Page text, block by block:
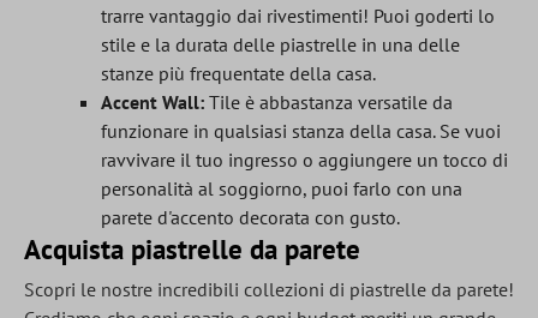
trarre vantaggio dai rivestimenti! Puoi goderti lo
stile e la durata delle piastrelle in una delle
stanze più frequentate della casa.
Accent Wall: Tile è abbastanza versatile da
funzionare in qualsiasi stanza della casa. Se vuoi
ravvivare il tuo ingresso o aggiungere un tocco di
personalità al soggiorno, puoi farlo con una
parete d'accento decorata con gusto.
Acquista piastrelle da parete
Scopri le nostre incredibili collezioni di piastrelle da parete!